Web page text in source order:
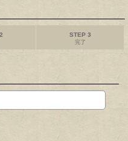
STEP 3
完了